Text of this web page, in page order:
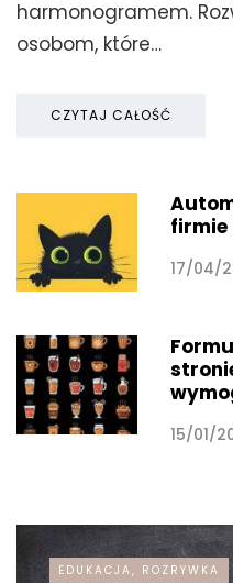
harmonogramem.
osobom, które…
CZYTAJ CAŁOŚĆ
firmie
17/04/
15/01/
EDUKACJA, ROZRYWKA